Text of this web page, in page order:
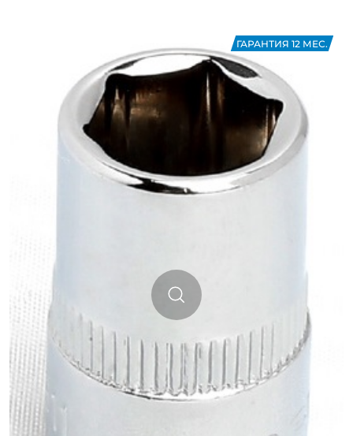
ГАРАНТИЯ 12 МЕС.